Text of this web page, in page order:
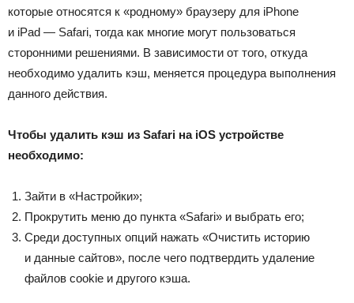
которые относятся к «родному» браузеру для iPhone
и iPad — Safari, тогда как многие могут пользоваться
сторонними решениями. В зависимости от того, откуда
необходимо удалить кэш, меняется процедура выполнения
данного действия.
Чтобы удалить кэш из Safari на iOS устройстве
необходимо:
Зайти в «Настройки»;
Прокрутить меню до пункта «Safari» и выбрать его;
Среди доступных опций нажать «Очистить историю
и данные сайтов», после чего подтвердить удаление
файлов cookie и другого кэша.